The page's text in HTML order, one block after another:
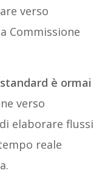
verso
Commissione
è ormai
verso
elaborare flussi
reale